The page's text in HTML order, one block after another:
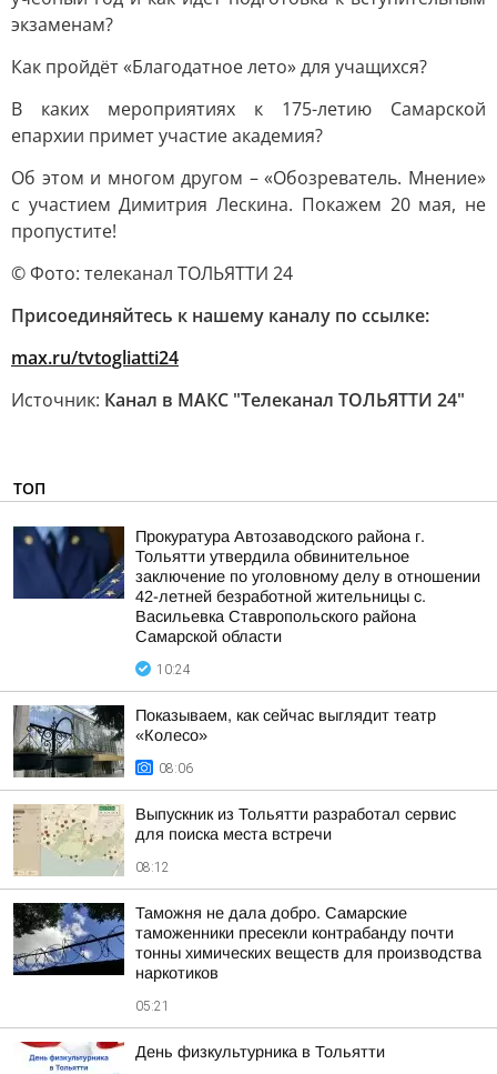
экзаменам?
Как пройдёт «Благодатное лето» для учащихся?
В каких мероприятиях к 175-летию Самарской
епархии примет участие академия?
Об этом и многом другом – «Обозреватель. Мнение»
с участием Димитрия Лескина. Покажем 20 мая, не
пропустите!
© Фото: телеканал ТОЛЬЯТТИ 24
Присоединяйтесь к нашему каналу по ссылке:
max.ru/tvtogliatti24
Источник: Канал в МАКС "Телеканал ТОЛЬЯТТИ 24"
ТОП
Прокуратура Автозаводского района г.
Тольятти утвердила обвинительное
заключение по уголовному делу в отношении
42-летней безработной жительницы с.
Васильевка Ставропольского района
Самарской области
10:24
Показываем, как сейчас выглядит театр
«Колесо»
08:06
Выпускник из Тольятти разработал сервис
для поиска места встречи
08:12
Таможня не дала добро. Самарские
таможенники пресекли контрабанду почти
тонны химических веществ для производства
наркотиков
05:21
День физкультурника в Тольятти